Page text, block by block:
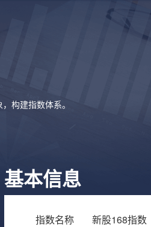
构建指数体系。
基本信息
指数名称
新股168指数